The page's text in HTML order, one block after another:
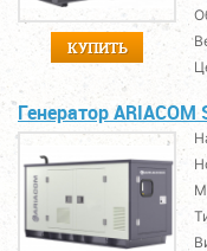
КУПИТЬ
Генератор ARIACOM